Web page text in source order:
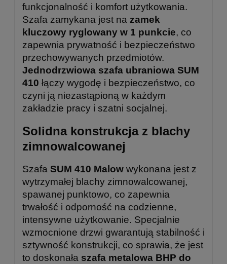
funkcjonalność i komfort użytkowania.
Szafa zamykana jest na zamek
kluczowy ryglowany w 1 punkcie, co
zapewnia prywatność i bezpieczeństwo
przechowywanych przedmiotów.
Jednodrzwiowa szafa ubraniowa SUM
410 łączy wygodę i bezpieczeństwo, co
czyni ją niezastąpioną w każdym
zakładzie pracy i szatni socjalnej.
Solidna konstrukcja z blachy
zimnowalcowanej
Szafa SUM 410 Malow wykonana jest z
wytrzymałej blachy zimnowalcowanej,
spawanej punktowo, co zapewnia
trwałość i odporność na codzienne,
intensywne użytkowanie. Specjalnie
wzmocnione drzwi gwarantują stabilność i
sztywność konstrukcji, co sprawia, że jest
to doskonała szafa metalowa BHP do